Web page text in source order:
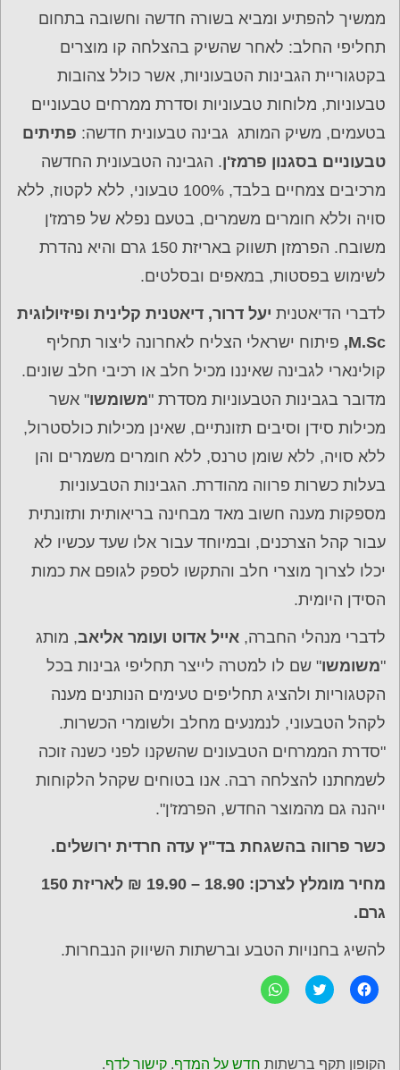
ממשיך להפתיע ומביא בשורה חדשה וחשובה בתחום
תחליפי החלב: לאחר שהשיק בהצלחה קו מוצרים
בקטגוריית הגבינות הטבעוניות, אשר כולל צהובות
טבעוניות, מלוחות טבעוניות וסדרת ממרחים טבעוניים
בטעמים, משיק המותג גבינה טבעונית חדשה: פתיתים
טבעוניים בסגנון פרמז'ן. הגבינה הטבעונית החדשה
מרכיבים צמחיים בלבד, 100% טבעוני, ללא לקטוז, ללא
סויה וללא חומרים משמרים, בטעם נפלא של פרמז'ן
משובח. הפרמזן תשווק באריזת 150 גרם והיא נהדרת
לשימוש בפסטות, במאפים ובסלטים.
לדברי הדיאטנית יעל דרור, דיאטנית קלינית ופיזיולוגית
M.Sc, פיתוח ישראלי הצליח לאחרונה ליצור תחליף
קולינארי לגבינה שאיננו מכיל חלב או רכיבי חלב שונים.
מדובר בגבינות הטבעוניות מסדרת "משומשו" אשר
מכילות סידן וסיבים תזונתיים, שאינן מכילות כולסטרול,
ללא סויה, ללא שומן טרנס, ללא חומרים משמרים והן
בעלות כשרות פרווה מהודרת. הגבינות הטבעוניות
מספקות מענה חשוב מאד מבחינה בריאותית ותזונתית
עבור קהל הצרכנים, ובמיוחד עבור אלו שעד עכשיו לא
יכלו לצרוך מוצרי חלב והתקשו לספק לגופם את כמות
הסידן היומית.
לדברי מנהלי החברה, אייל אדוט ועומר אליאב, מותג
"משומשו" שם לו למטרה לייצר תחליפי גבינות בכל
הקטגוריות ולהציג תחליפים טעימים הנותנים מענה
לקהל הטבעוני, לנמנעים מחלב ולשומרי הכשרות.
"סדרת הממרחים הטבעונים שהשקנו לפני כשנה זוכה
לשמחתנו להצלחה רבה. אנו בטוחים שקהל הלקוחות
ייהנה גם מהמוצר החדש, הפרמז'ן".
כשר פרווה בהשגחת בד"ץ עדה חרדית ירושלים.
מחיר מומלץ לצרכן: 18.90 – 19.90 ₪ לאריזת 150
גרם.
להשיג בחנויות הטבע וברשתות השיווק הנבחרות.
ל
ח
ש
C
l
o
ל
ח
שהקופון תקף ברשתות חדש על המדף. קישור לדף.